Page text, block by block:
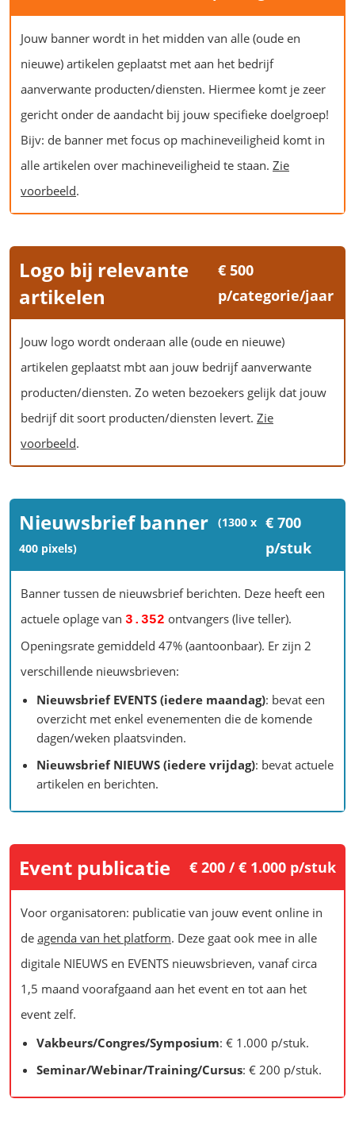
Jouw banner wordt in het midden van alle (oude en
nieuwe) artikelen geplaatst met aan het bedrijf
aanverwante producten/diensten. Hiermee komt je zeer
gericht onder de aandacht bij jouw specifieke doelgroep!
Bijv: de banner met focus op machineveiligheid komt in
alle artikelen over machineveiligheid te staan. Zie
voorbeeld.
Logo bij relevante
artikelen
€ 500
p/categorie/jaar
Jouw logo wordt onderaan alle (oude en nieuwe)
artikelen geplaatst mbt aan jouw bedrijf aanverwante
producten/diensten. Zo weten bezoekers gelijk dat jouw
bedrijf dit soort producten/diensten levert. Zie
voorbeeld.
Nieuwsbrief banner
(1300 x
400 pixels)
€ 700
p/stuk
Banner tussen de nieuwsbrief berichten. Deze heeft een
actuele oplage van 3.352 ontvangers (live teller).
Openingsrate gemiddeld 47% (aantoonbaar). Er zijn 2
verschillende nieuwsbrieven:
Nieuwsbrief EVENTS (iedere maandag): bevat een
overzicht met enkel evenementen die de komende
dagen/weken plaatsvinden.
Nieuwsbrief NIEUWS (iedere vrijdag): bevat actuele
artikelen en berichten.
Event publicatie € 200 / € 1.000 p/stuk
Voor organisatoren: publicatie van jouw event online in
de agenda van het platform. Deze gaat ook mee in alle
digitale NIEUWS en EVENTS nieuwsbrieven, vanaf circa
1,5 maand voorafgaand aan het event en tot aan het
event zelf.
Vakbeurs/Congres/Symposium: € 1.000 p/stuk.
Seminar/Webinar/Training/Cursus: € 200 p/stuk.